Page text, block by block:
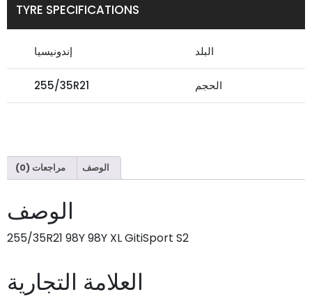
TYRE SPECIFICATIONS
البلد إندونيسيا
الحجم 255/35R21
الوصف مراجعات (0)
الوصف
255/35R21 98Y 98Y XL GitiSport S2
العلامة التجارية